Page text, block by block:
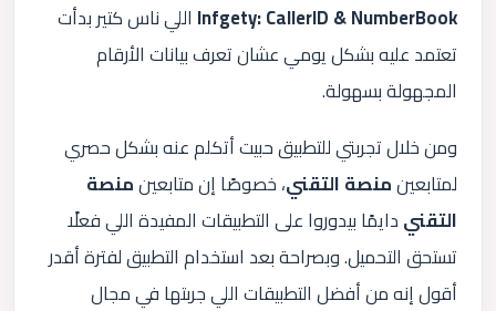
Infgety: CallerID & NumberBook اللي ناس كتير بدأت
تعتمد عليه بشكل يومي عشان تعرف بيانات الأرقام
المجهولة بسهولة.
ومن خلال تجربتي للتطبيق حبيت أتكلم عنه بشكل حصري
لمتابعينمنصة التقني، خصوصًا إن متابعينمنصة
التقني دايمًا بيدوروا على التطبيقات المفيدة اللي فعلًا
تستحق التحميل. وبصراحة بعد استخدام التطبيق لفترة أقدر
أقول إنه من أفضل التطبيقات اللي جربتها في مجال